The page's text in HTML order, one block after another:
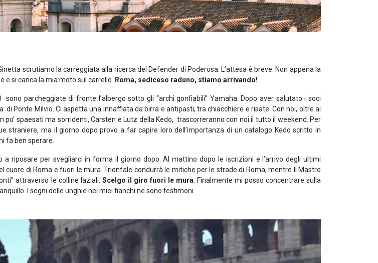
scrutiamo la carreggiata alla ricerca del Defender di Poderosa. L’attesa è breve. Non appena la
e si carica la mia moto sul carrello.
Roma, sediceso raduno, stiamo arrivando!
parcheggiate di fronte l’albergo sotto gli “archi gonfiabili” Yamaha. Dopo aver salutato i soci
Ponte Milvio. Ci aspetta una innaffiata da birra e antipasti, tra chiacchiere e risate. Con noi, oltre ai
spaesati ma sorridenti, Carsten e Lutz della Kedo, trascorreranno con noi il tutto il weekend. Per
straniere, ma il giorno dopo provo a far capire loro dell’importanza di un catalogo Kedo scritto in
fa ben sperare.
riposare per svegliarci in forma il giorno dopo. Al mattino dopo le iscrizioni e l’arrivo degli ultimi
di Roma e fuori le mura. Trionfale condurrà le mitiche per le strade di Roma, mentre Il Mastro
attraverso le colline laziali. Scelgo il giro fuori le mura . Finalmente mi posso concentrare sulla
I segni delle unghie nei miei fianchi ne sono testimoni.